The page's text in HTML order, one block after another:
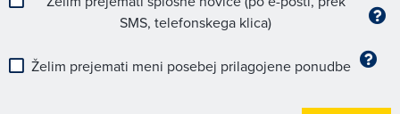
SMS, telefonskega klica)
Želim prejemati meni posebej prilagojene ponudbe